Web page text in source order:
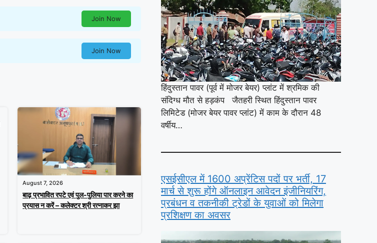
Join Now
Join Now
August 7, 2026
बाढ़ प्रभावित रपटे एवं पुल-पुलिया पार करने का
प्रयास न करें – कलेक्टर श्री रत्नाकर झा
हिंदुस्तान पावर (पूर्व में मोजर बेयर) प्लांट में श्रमिक की
संदिग्ध मौत से हड़कंप जैतहरी स्थित हिंदुस्तान पावर
लिमिटेड (मोजर बेयर पावर प्लांट) में काम के दौरान 48
वर्षीय…
एसईसीएल में 1600 अप्रेंटिस पदों पर भर्ती, 17
मार्च से शुरू होंगे ऑनलाइन आवेदन इंजीनियरिंग,
प्रबंधन व तकनीकी ट्रेडों के युवाओं को मिलेगा
प्रशिक्षण का अवसर